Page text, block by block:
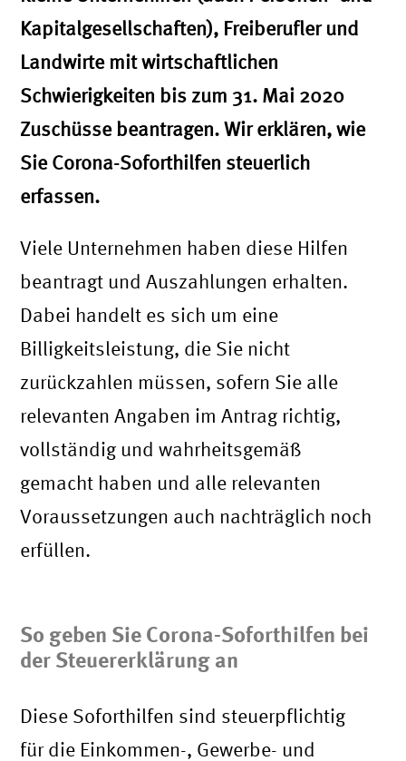
Kapitalgesellschaften), Freiberufler und
Landwirte mit wirtschaftlichen
Schwierigkeiten bis zum 31. Mai 2020
Zuschüsse beantragen. Wir erklären, wie
Sie Corona-Soforthilfen steuerlich
erfassen.
Viele Unternehmen haben diese Hilfen
beantragt und Auszahlungen erhalten.
Dabei handelt es sich um eine
Billigkeitsleistung, die Sie nicht
zurückzahlen müssen, sofern Sie alle
relevanten Angaben im Antrag richtig,
vollständig und wahrheitsgemäß
gemacht haben und alle relevanten
Voraussetzungen auch nachträglich noch
erfüllen.
So geben Sie Corona-Soforthilfen bei
der Steuererklärung an
Diese Soforthilfen sind steuerpflichtig
für die Einkommen-, Gewerbe- und